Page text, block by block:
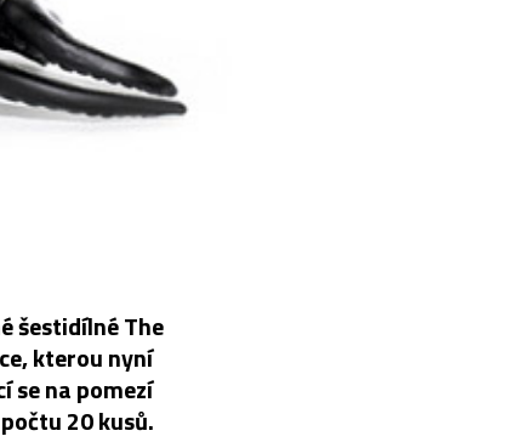
šestidílné The
kterou nyní
se na pomezí
20 kusů.